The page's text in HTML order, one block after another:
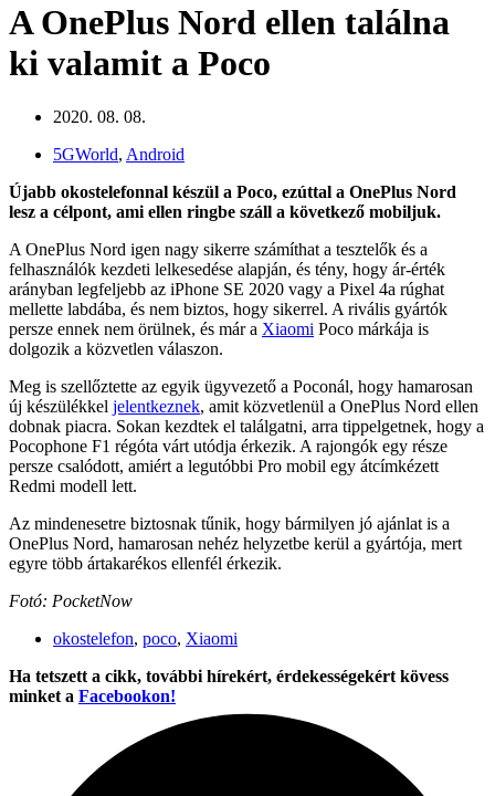
A OnePlus Nord ellen találna
ki valamit a Poco
2020. 08. 08.
5GWorld, Android
Újabb okostelefonnal készül a Poco, ezúttal a OnePlus Nord
lesz a célpont, ami ellen ringbe száll a következő mobiljuk.
A OnePlus Nord igen nagy sikerre számíthat a tesztelők és a
felhasználók kezdeti lelkesedése alapján, és tény, hogy ár-érték
arányban legfeljebb az iPhone SE 2020 vagy a Pixel 4a rúghat
mellette labdába, és nem biztos, hogy sikerrel. A rivális gyártók
persze ennek nem örülnek, és már a Xiaomi Poco márkája is
dolgozik a közvetlen válaszon.
Meg is szellőztette az egyik ügyvezető a Poconál, hogy hamarosan
új készülékkel jelentkeznek, amit közvetlenül a OnePlus Nord ellen
dobnak piacra. Sokan kezdtek el találgatni, arra tippelgetnek, hogy a
Pocophone F1 régóta várt utódja érkezik. A rajongók egy része
persze csalódott, amiért a legutóbbi Pro mobil egy átcímkézett
Redmi modell lett.
Az mindenesetre biztosnak tűnik, hogy bármilyen jó ajánlat is a
OnePlus Nord, hamarosan nehéz helyzetbe kerül a gyártója, mert
egyre több ártakarékos ellenfél érkezik.
Fotó: PocketNow
okostelefon, poco, Xiaomi
Ha tetszett a cikk, további hírekért, érdekességekért kövess
minket a Facebookon!